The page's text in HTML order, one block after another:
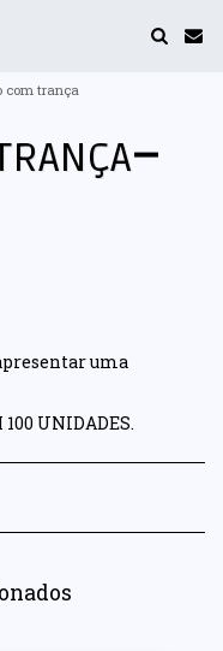
com trança
uma
100 UNIDADES.